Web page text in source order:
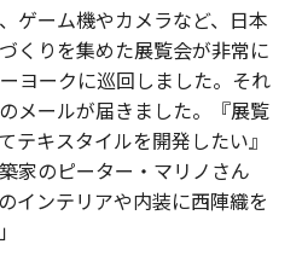
ゲーム機やカメラなど、日本
くりを集めた展覧会が非常に
ヨークに巡回しました。それ
メールが届きました。『展覧
テキスタイルを開発したい』
家のピーター・マリノさん
インテリアや内装に西陣織を